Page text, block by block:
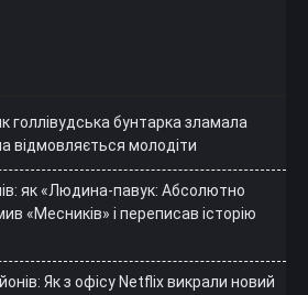
голлівудська бунтарка зламала
відмовляється молодіти
як «Людина-павук: Абсолютно
«Месників» і переписав історію
Як з офісу Netflix викрали новий